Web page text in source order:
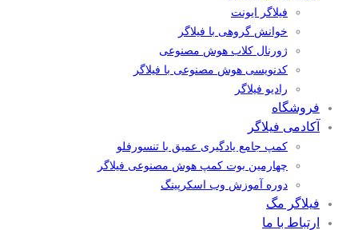
فیلاگر ایونت
خوانش گروهی با فیلاگر
ژورنال کلاب هوش مصنوعی
کدنویسی هوش مصنوعی با فیلاگر
رادیو فیلاگر
فروشگاه
آکادمی فیلاگر
کمپ جامع یادگیری عمیق با تنسورفلو
چهارمین بوت کمپ هوش مصنوعی فیلاگر
دوره آموزش وب اسکرپینگ
فیلاگر مگ
ارتباط با ما